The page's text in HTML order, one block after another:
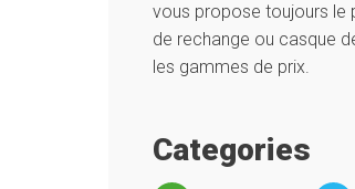
vous propose toujours le
de rechange ou casque
les gammes de prix.
Categories